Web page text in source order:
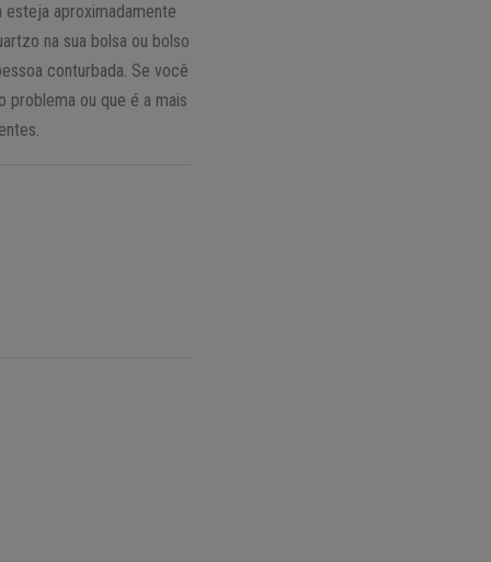
aproximadamente
na sua bolsa ou bolso
conturbada. Se você
problema ou que é a mais